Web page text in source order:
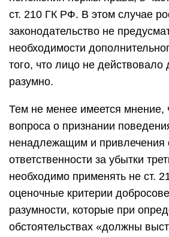
ст. 210 ГК РФ. В этом случае
законодательство не
необходимости
того, что лицо не действовало
разумно.
Тем не менее имеется мнение,
вопроса о признании
ненадлежащим и привлечения
ответственности за убытки
необходимо применять не ст.
оценочные критерии
разумности, которые при
обстоятельствах «должны